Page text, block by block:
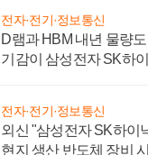
전자·전기·정보통신
D램과 HBM 내년 물량도
기감이 삼성전자 SK하
전자·전기·정보통신
외신 "삼성전자 SK하이
현지 생산 반도체 장비